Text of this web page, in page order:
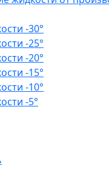
-30°
-25°
-20°
-15°
-10°
-5°